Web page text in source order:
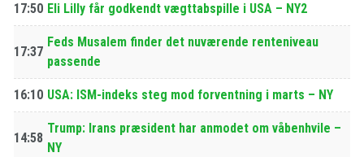
17:50 Eli Lilly får godkendt vægttabspille i USA – NY2
17:37
Feds Musalem finder det nuværende renteniveau
passende
16:10 USA: ISM-indeks steg mod forventning i marts – NY
14:58
Trump: Irans præsident har anmodet om våbenhvile –
NY